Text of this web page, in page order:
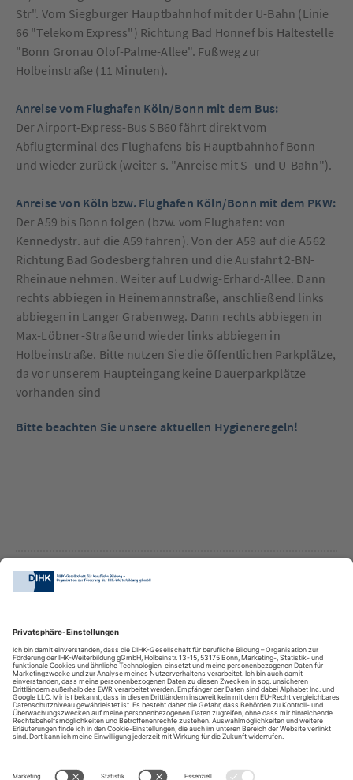
Str". Vom Siegburger Hauptbahnhof mit der U-Bahn (Linie
66 "Telekom Express") Richtung Bad Honnef bis Haltestelle
"Bonn Gronau Olof-Palme-Allee". Fußweg zur
Holbeinstraße (11 Minuten).
Anreise vom Flughafen Köln/Bonn mit dem Bus:
Der Airport-Express-Bus SB60 fährt direkt vom
Abflugterminal des Flughafens bis Hauptbahnhof Bonn
und wieder zurück (weiter s. "Anreise mit S- und U-Bahn").
Anreise von Köln bzw. Flughafen Köln/Bonn mit dem PKW:
Der A59 bis Bonn folgen (bzw. vom Flughafen: von
Kennedystr. auf die A59 fahren). Von der A59 auf die A562
Richtung Bad Godesberg fahren und die Ausfahrt 2-BN-
Rheinaue nehmen. Weiter auf Ludwig-Erhard-Allee. Dann
rechts abbiegen in Heinemannstraße, anschließend links
abbiegen in Langer Grabenweg. Dann rechts abbiegen in
Max-Löbner-Straße und wieder links abbiegen in
Holbeinstraße. Bitte nutzen Sie die öffentlichen Parkplätze,
da vor unserem Haupteingang keine Dauerparkplätze
vorhanden sind
Bitte beachten Sie unsere aktuellen Hygieneregeln!
DIHK-Bildungs-gGmbH
Besuchen Sie auch: